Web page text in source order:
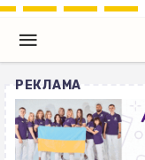
РЕКЛАМА